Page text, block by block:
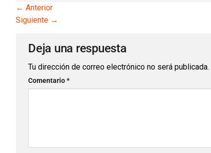
← Anterior
Siguiente →
Deja una respuesta
Tu dirección de correo electrónico no será publicada.
Comentario*